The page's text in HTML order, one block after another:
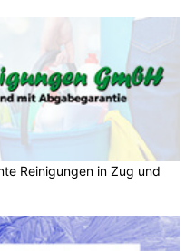
Reinigungen in Zug und